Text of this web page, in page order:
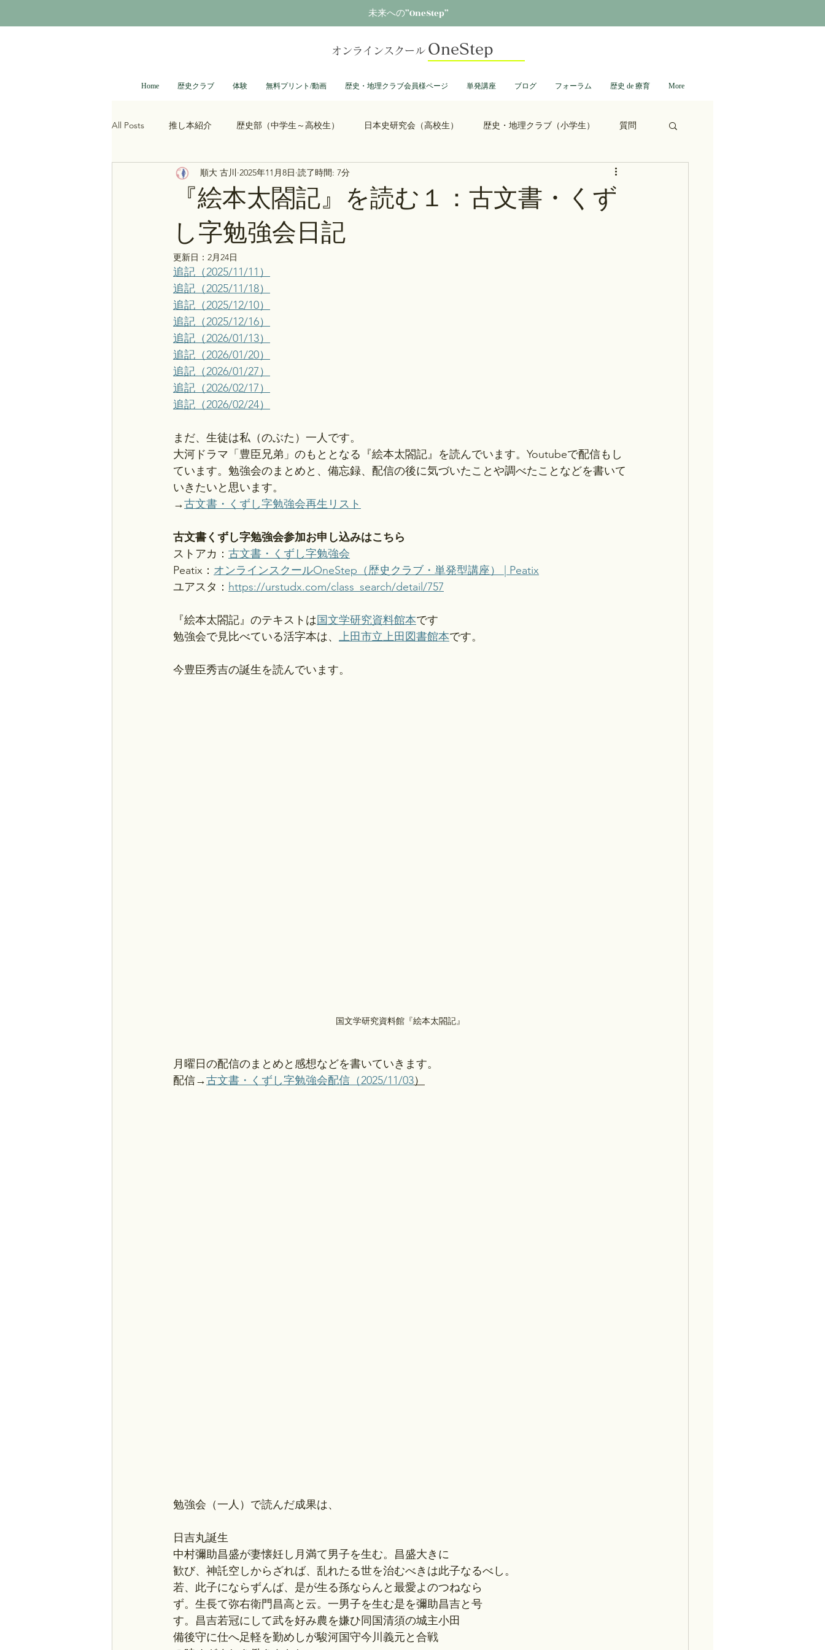
未来への”OneStep”
オンラインスクール OneStep
Home 歴史クラブ 体験 無料プリント/動画 歴史・地理クラブ会員様ページ 単発講座 ブログ フォーラム 歴史 de 療育 More
All Posts 推し本紹介 歴史部（中学生～高校生） 日本史研究会（高校生） 歴史・地理クラブ（小学生） 質問
大河ドラマ べらぼう 光る君へ 鎌倉殿の13人
青木裕司と中島浩二の世界史ch 総理大臣列伝
レトロゲーム 科学・技術史
『絵本太閤記』を読む１：古文書・くず
し字勉強会日記
順大 古川 2025年11月8日 読了時間: 7分
更新日： 2月24日
追記（2025/11/11）
追記（2025/11/18）
追記（2025/12/10）
追記（2025/12/16）
追記（2026/01/13）
追記（2026/01/20）
追記（2026/01/27）
追記（2026/02/17）
追記（2026/02/24）
まだ、生徒は私（のぶた）一人です。
大河ドラマ「豊臣兄弟」のもととなる『絵本太閤記』を読んでいます。Youtubeで配信もし
ています。勉強会のまとめと、備忘録、配信の後に気づいたことや調べたことなどを書いて
いきたいと思います。
→古文書・くずし字勉強会再生リスト
古文書くずし字勉強会参加お申し込みはこちら
ストアカ： 古文書・くずし字勉強会
Peatix： オンラインスクールOneStep（歴史クラブ・単発型講座） | Peatix
ユアスタ： https://urstudx.com/class_search/detail/757
『絵本太閤記』のテキストは国文学研究資料館本です
勉強会で見比べている活字本は、 上田市立上田図書館本です。
今豊臣秀吉の誕生を読んでいます。
国文学研究資料館『絵本太閤記』
月曜日の配信のまとめと感想などを書いていきます。
配信→古文書・くずし字勉強会配信（2025/11/03）
勉強会（一人）で読んだ成果は、
日吉丸誕生
中村彌助昌盛が妻懐妊し月満て男子を生む。昌盛大きに
歓び、神託空しからざれば、乱れたる世を治むべきは此子なるべし。
若、此子にならずんば、是が生る孫ならんと最愛よのつねなら
ず。生長て弥右衛門昌高と云。一男子を生む是を彌助昌吉と号
す。昌吉若冠にして武を好み農を嫌ひ同国清須の城主小田
備後守に仕へ足軽を勤めしが駿河国守今川義元と合戦